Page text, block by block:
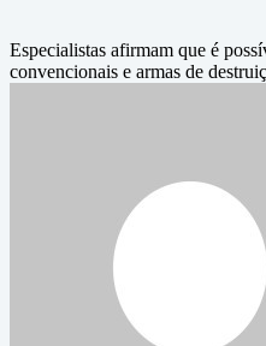
Especialistas afirmam que é
convencionais e armas de